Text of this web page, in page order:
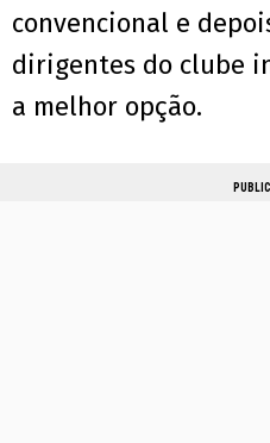
convencional e
dirigentes do clube
a melhor opção.